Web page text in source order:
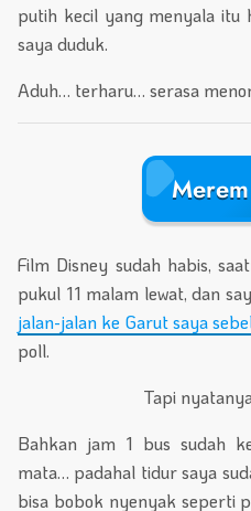
putih kecil yang menyala itu
saya duduk.
Aduh… terharu… serasa
Film Disney sudah habis,
pukul 11 malam lewat, dan
jalan-jalan ke Garut saya
poll.
Tapi
Bahkan jam 1 bus sudah
mata… padahal tidur saya
bisa bobok nyenyak seperti